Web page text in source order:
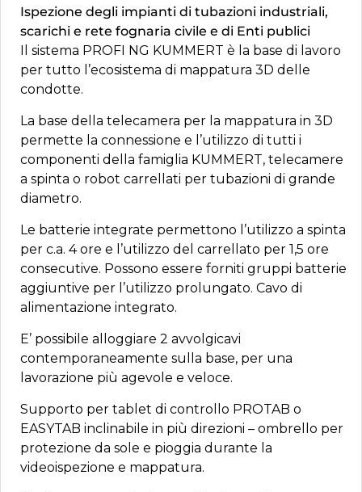
Ispezione degli impianti di tubazioni industriali,
scarichi e rete fognaria civile e di Enti publici
Il sistema PROFI NG KUMMERT è la base di lavoro
per tutto l’ecosistema di mappatura 3D delle
condotte.
La base della telecamera per la mappatura in 3D
permette la connessione e l’utilizzo di tutti i
componenti della famiglia KUMMERT, telecamere
a spinta o robot carrellati per tubazioni di grande
diametro.
Le batterie integrate permettono l’utilizzo a spinta
per c.a. 4 ore e l’utilizzo del carrellato per 1,5 ore
consecutive. Possono essere forniti gruppi batterie
aggiuntive per l’utilizzo prolungato. Cavo di
alimentazione integrato.
E’ possibile alloggiare 2 avvolgicavi
contemporaneamente sulla base, per una
lavorazione più agevole e veloce.
Supporto per tablet di controllo PROTAB o
EASYTAB inclinabile in più direzioni – ombrello per
protezione da sole e pioggia durante la
videoispezione e mappatura.